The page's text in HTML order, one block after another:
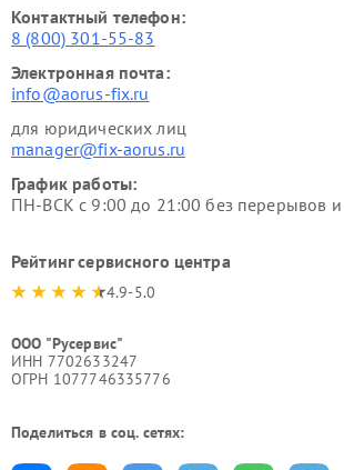
Контактный телефон:
8 (800) 301-55-83
Электронная почта:
info@aorus-fix.ru
для юридических лиц
manager@fix-aorus.ru
График работы:
ПН-ВСК с 9:00 до 21:00 без перерывов
Рейтинг сервисного центра
4.9-5.0
ООО "Русервис"
ИНН 7702633247
ОГРН 1077746335776
Поделиться в соц. сетях: